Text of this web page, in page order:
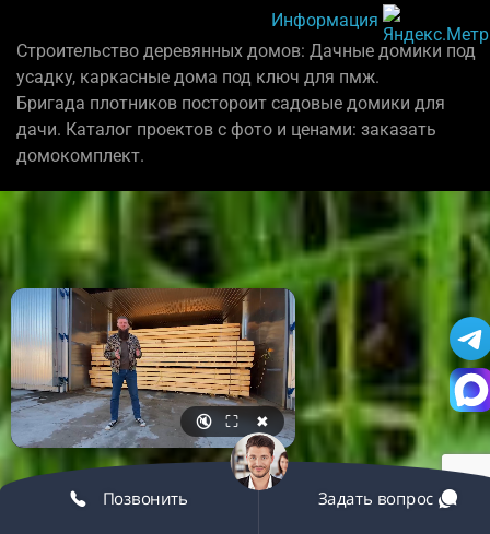
Информация
Строительство деревянных домов: Дачные домики под
усадку, каркасные дома под ключ для пмж.
Бригада плотников постороит садовые домики для
дачи. Каталог проектов с фото и ценами: заказать
домокомплект.
🔇 ⛶ ✖
Позвонить Задать вопрос